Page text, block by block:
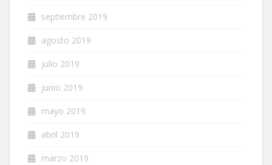
septiembre 2019
agosto 2019
julio 2019
junio 2019
mayo 2019
abril 2019
marzo 2019